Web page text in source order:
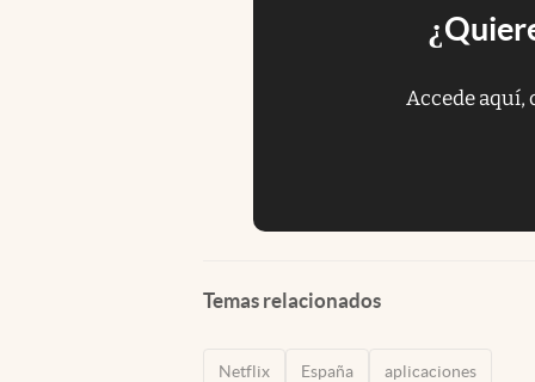
Accede aquí,
Temas relacionados
Netflix España aplicaciones